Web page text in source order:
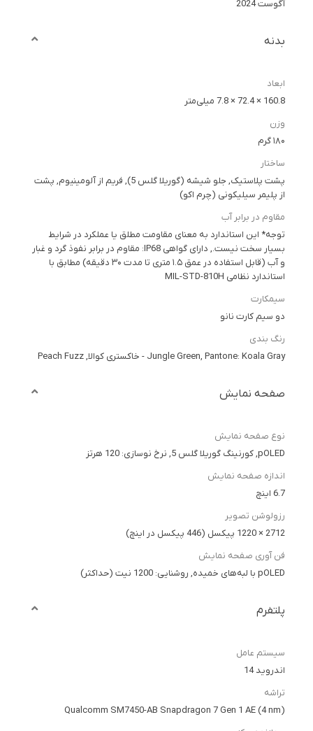
آگوست 2024
بدنه
ابعاد
160.8 × 72.4 × 7.8 میلی‌متر
وزن
۱۸۰ گرم
ساختار
پشت پلاستیک, جلو شیشه (گوریلا گلس 5), فریم از آلومینیوم, پشت
از پلیمر سیلیکونی (چرم اکو)
مقاوم در برابر آب
توجه* این استاندارد به معنای مقاومت مطلق یا عملکرد در شرایط
بسیار سخت نیست., دارای گواهی IP68: مقاوم در برابر نفوذ گرد و غبار
و آب (قابل استفاده در عمق ۱.۵ متری تا مدت ۳۰ دقیقه) مطابق با
استاندارد نظامی MIL-STD-810H
سیمکارت
دو سیم کارت نانو
رنگ بندی
Jungle Green, Pantone: Koala Gray - خاکستری کوالا, Peach Fuzz
صفحه نمایش
نوع صفحه نمایش
pOLED, کورنینگ گوریلا گلس 5, نرخ نوسازی: 120 هرتز
اندازه صفحه نمایش
6.7 اینچ
رزولوشن تصویر
2712 × 1220 پیکسل (446 پیکسل در اینچ)
فن آوری صفحه نمایش
pOLED با لبه‌های خمیده, روشنایی: 1200 نیت (حداکثر)
پلتفرم
سیستم عامل
اندروید 14
تراشه
Qualcomm SM7450-AB Snapdragon 7 Gen 1 AE (4 nm)